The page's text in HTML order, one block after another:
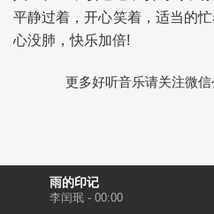
平静过着，开心笑着，适当的
心没肺，快乐加倍!
更多好听音乐请关注微
雨的印记
李闰珉 - 00:00